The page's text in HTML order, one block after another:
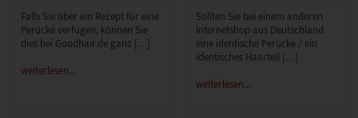
Falls Sie über ein Rezept für eine
Perücke verfügen, können Sie
dies bei Goodhair.de ganz […]
weiterlesen...
Sollten Sie bei einem anderen
Internetshop aus Deutschland
eine identische Perücke / ein
identisches Haarteil […]
weiterlesen...